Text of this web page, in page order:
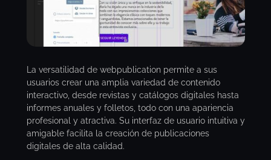
La versatilidad de webpublication permite a sus
usuarios crear una amplia variedad de contenido
interactivo, desde revistas y catálogos digitales hasta
informes anuales y folletos, todo con una apariencia
profesional y atractiva. Su interfaz de usuario intuitiva y
amigable facilita la creación de publicaciones
digitales de alta calidad.